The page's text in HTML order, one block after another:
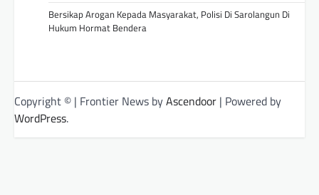
Bersikap Arogan Kepada Masyarakat, Polisi Di Sarolangun Di
Hukum Hormat Bendera
Copyright © | Frontier News byAscendoor | Powered by
WordPress.